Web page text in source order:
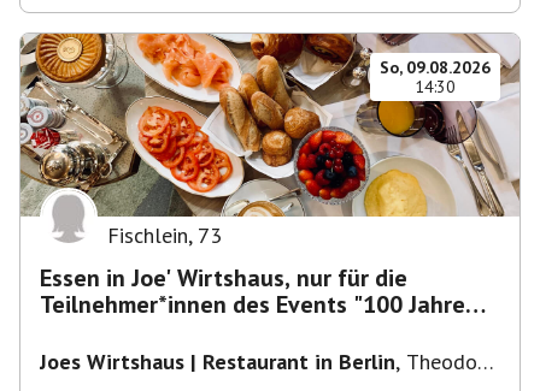
So, 09.08.2026
14:30
Fischlein, 73
Essen in Joe' Wirtshaus, nur für die
Teilnehmer*innen des Events "100 Jahre
Joes Wirtshaus | Restaurant in Berlin, Theodor-